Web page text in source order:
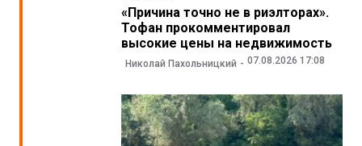
«Причина точно не в риэлторах».
Тофан прокомментировал
высокие цены на недвижимость
Николай Пахольницкий 07.08.2026 17:08